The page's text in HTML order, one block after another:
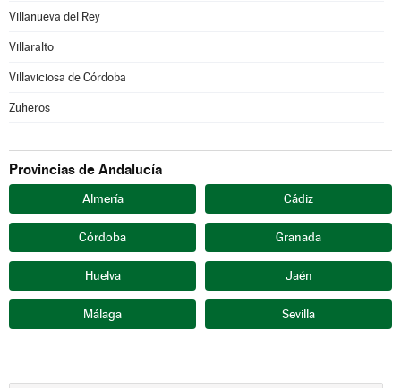
Villanueva del Rey
Villaralto
Villaviciosa de Córdoba
Zuheros
Provincias de Andalucía
Almería Cádiz
Córdoba Granada
Huelva Jaén
Málaga Sevilla